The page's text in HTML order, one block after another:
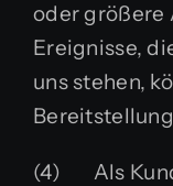
oder größere
Ereignisse,
uns stehen,
(4) Als